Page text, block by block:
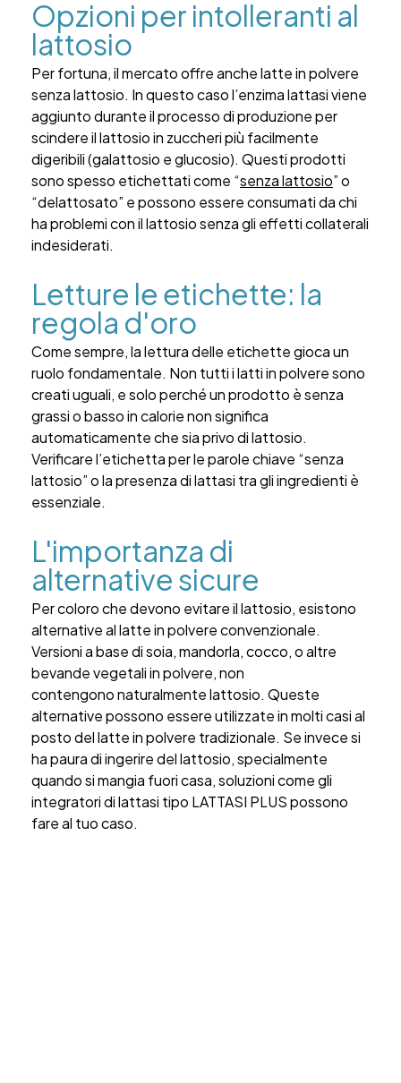
Opzioni per intolleranti al
lattosio
Per fortuna, il mercato offre anche latte in polvere
senza lattosio. In questo caso l’enzima lattasi viene
aggiunto durante il processo di produzione per
scindere il lattosio in zuccheri più facilmente
digeribili (galattosio e glucosio). Questi prodotti
sono spesso etichettati come “senza lattosio” o
“delattosato” e possono essere consumati da chi
ha problemi con il lattosio senza gli effetti collaterali
indesiderati.
Letture le etichette: la
regola d'oro
Come sempre, la lettura delle etichette gioca un
ruolo fondamentale. Non tutti i latti in polvere sono
creati uguali, e solo perché un prodotto è senza
grassi o basso in calorie non significa
automaticamente che sia privo di lattosio.
Verificare l’etichetta per le parole chiave “senza
lattosio” o la presenza di lattasi tra gli ingredienti è
essenziale.
L'importanza di
alternative sicure
Per coloro che devono evitare il lattosio, esistono
alternative al latte in polvere convenzionale.
Versioni a base di soia, mandorla, cocco, o altre
bevande vegetali in polvere, non
contengononaturalmentelattosio. Queste
alternative possono essere utilizzate in molti casi al
posto del latte in polvere tradizionale. Se invece si
ha paura di ingerire del lattosio, specialmente
quando si mangia fuori casa, soluzioni come gli
integratori di lattasi tipo LATTASI PLUS possono
fare al tuo caso.